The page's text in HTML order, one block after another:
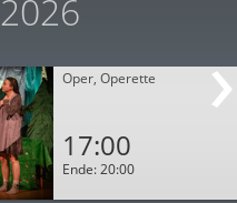
Oper, Operette
17:00
Ende: 20:00